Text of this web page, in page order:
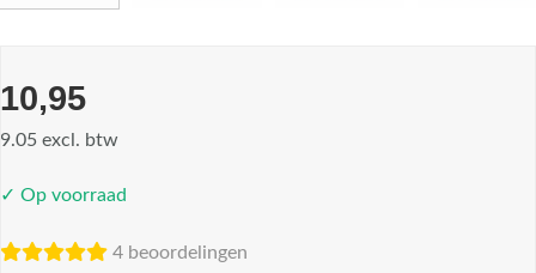
10,95
9.05 excl. btw
✓ Op voorraad
4 beoordelingen